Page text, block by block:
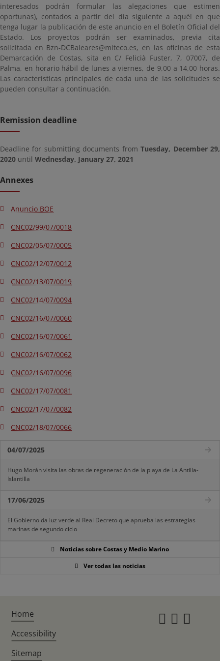
interesados podrán formular las alegaciones que estimen
oportunas), contados a partir del día siguiente a aquél en que
tenga lugar la publicación de este anuncio en el Boletín Oficial del
Estado. Los proyectos podrán ser examinados, previa cita
solicitada en Bzn-DCBaleares@miteco.es, en las oficinas de esta
Demarcación de Costas, sita en C/ Felicià Fuster, 7, 07007, de
Palma, en horario hábil de lunes a viernes, de 9,00 a 14,00 horas.
Las características principales de cada una de las solicitudes se
pueden consultar a continuación.
Remission deadline
Deadline for submitting documents fromTuesday, December 29,
2020 until Wednesday, January 27, 2021
Annexes
Anuncio BOE
CNC02/99/07/0018
CNC02/05/07/0005
CNC02/12/07/0012
CNC02/13/07/0019
CNC02/14/07/0094
CNC02/16/07/0060
CNC02/16/07/0061
CNC02/16/07/0062
CNC02/16/07/0096
CNC02/17/07/0081
CNC02/17/07/0082
CNC02/18/07/0066
04/07/2025
Hugo Morán visita las obras de regeneración de la playa de La Antilla-
Islantilla
17/06/2025
El Gobierno da luz verde al Real Decreto que aprueba las estrategias
marinas de segundo ciclo
Noticias sobre Costas y Medio Marino
Ver todas las noticias
Home
Accessibility
Sitemap